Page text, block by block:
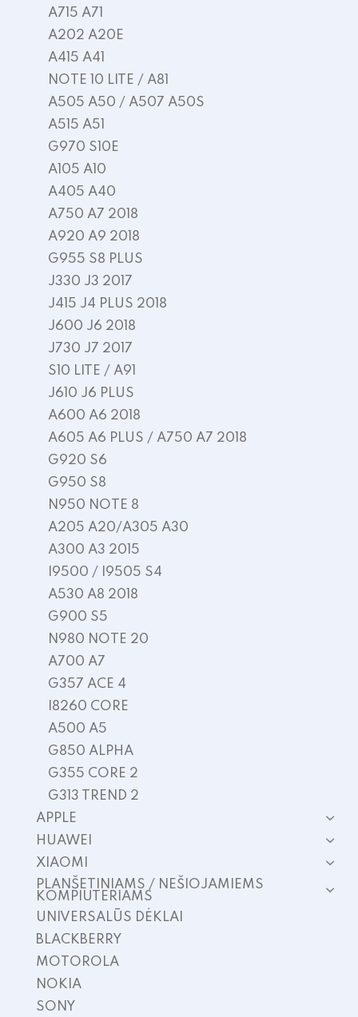
A715 A71
A202 A20E
A415 A41
NOTE 10 LITE / A81
A505 A50 / A507 A50S
A515 A51
G970 S10E
A105 A10
A405 A40
A750 A7 2018
A920 A9 2018
G955 S8 PLUS
J330 J3 2017
J415 J4 PLUS 2018
J600 J6 2018
J730 J7 2017
S10 LITE / A91
J610 J6 PLUS
A600 A6 2018
A605 A6 PLUS / A750 A7 2018
G920 S6
G950 S8
N950 NOTE 8
A205 A20/A305 A30
A300 A3 2015
I9500 / I9505 S4
A530 A8 2018
G900 S5
N980 NOTE 20
A700 A7
G357 ACE 4
I8260 CORE
A500 A5
G850 ALPHA
G355 CORE 2
G313 TREND 2
APPLE
HUAWEI
XIAOMI
PLANŠETINIAMS / NEŠIOJAMIEMS
KOMPIUTERIAMS
UNIVERSALŪS DĖKLAI
BLACKBERRY
MOTOROLA
NOKIA
SONY